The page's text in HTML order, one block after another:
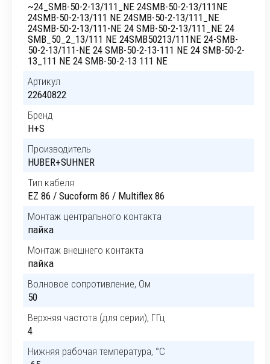
~24_SMB-50-2-13/111_NE 24SMB-50-2-13/111NE
24SMB-50-2-13/111 NE 24SMB-50-2-13/111_NE
24SMB-50-2-13/111-NE 24 SMB-50-2-13/111_NE 24
SMB_50_2_13/111 NE 24SMB50213/111NE 24-SMB-
50-2-13/111-NE 24 SMB-50-2-13-111 NE 24 SMB-50-2-
13_111 NE 24 SMB-50-2-13 111 NE
Артикул
22640822
Бренд
H+S
Производитель
HUBER+SUHNER
Тип кабеля
EZ 86 / Sucoform 86 / Multiflex 86
Монтаж центрального контакта
пайка
Монтаж внешнего контакта
пайка
Волновое сопротивление, Ом
50
Верхняя частота (для серии), ГГц
4
Нижняя рабочая температура, °C